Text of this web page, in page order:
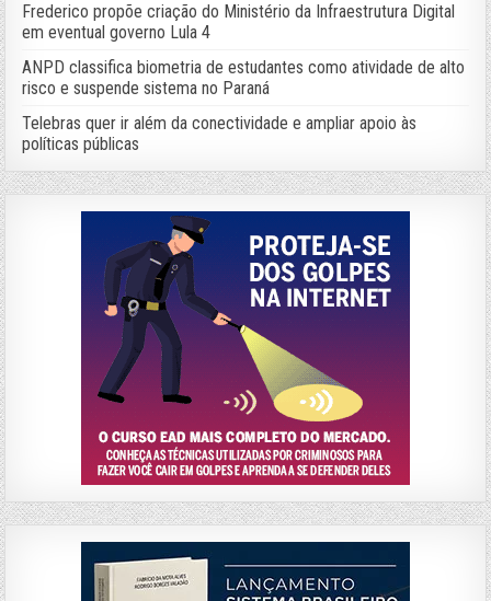
Frederico propõe criação do Ministério da Infraestrutura Digital
em eventual governo Lula 4
ANPD classifica biometria de estudantes como atividade de alto
risco e suspende sistema no Paraná
Telebras quer ir além da conectividade e ampliar apoio às
políticas públicas